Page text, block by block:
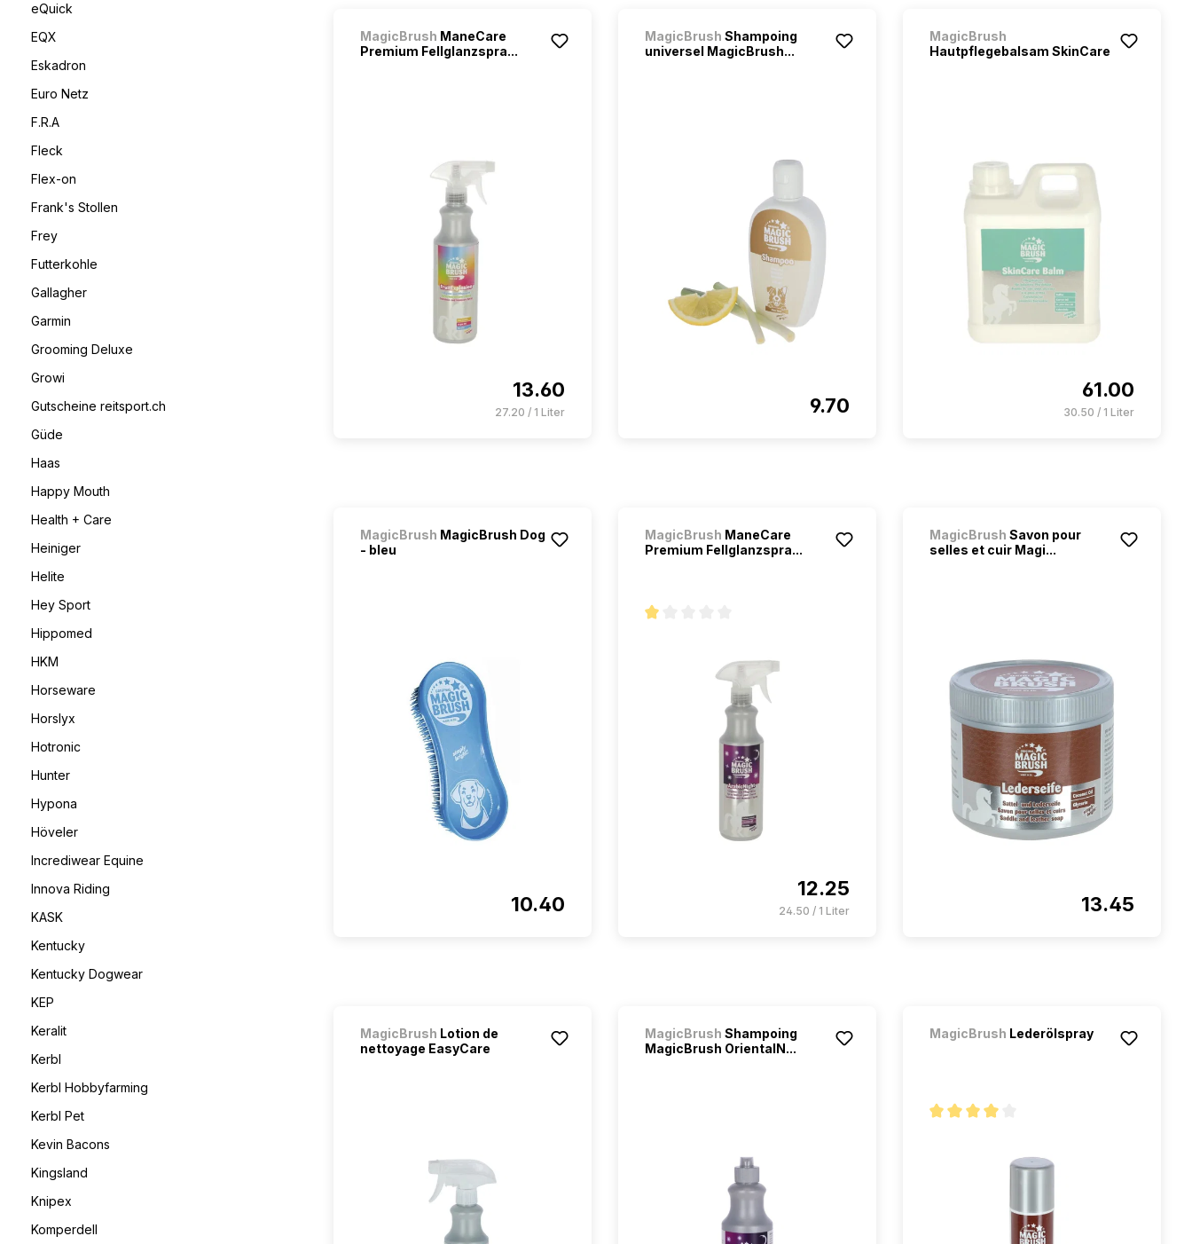
eQuick
EQX
Eskadron
Euro Netz
F.R.A
Fleck
Flex-on
Frank's Stollen
Frey
Futterkohle
Gallagher
Garmin
Grooming Deluxe
Growi
Gutscheine reitsport.ch
Güde
Haas
Happy Mouth
Health + Care
Heiniger
Helite
Hey Sport
Hippomed
HKM
Horseware
Horslyx
Hotronic
Hunter
Hypona
Höveler
Incrediwear Equine
Innova Riding
KASK
Kentucky
Kentucky Dogwear
KEP
Keralit
Kerbl
Kerbl Hobbyfarming
Kerbl Pet
Kevin Bacons
Kingsland
Knipex
Komperdell
MagicBrush ManeCare
Premium Fellglanzspra...
13.60
27.20 / 1 Liter
MagicBrush Shampoing
universel MagicBrush...
9.70
MagicBrush
Hautpflegebalsam SkinCare
61.00
30.50 / 1 Liter
MagicBrush MagicBrush Dog
- bleu
10.40
MagicBrush ManeCare
Premium Fellglanzspra...
12.25
24.50 / 1 Liter
MagicBrush Savon pour
selles et cuir Magi...
13.45
MagicBrush Lotion de
nettoyage EasyCare
MagicBrush Shampoing
MagicBrush OrientalN...
MagicBrush Lederölspray